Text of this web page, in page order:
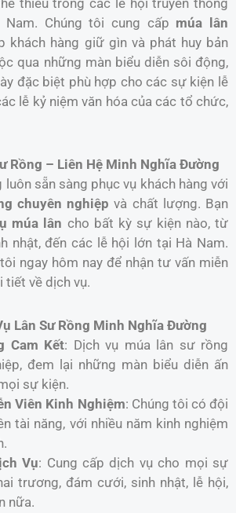
Chúng tôi cung cấp múa lân
khách hàng giữ gìn và phát huy bản
qua những màn biểu diễn sôi động,
đặc biệt phù hợp cho các sự kiện lễ
lễ kỷ niệm văn hóa của các tổ chức,
Rồng – Liên Hệ Minh Nghĩa Đường
sẵn sàng phục vụ khách hàng với
chuyên nghiệp và chất lượng. Bạn
múa lân cho bất kỳ sự kiện nào, từ
nhật, đến các lễ hội lớn tại Hà Nam.
ngay hôm nay để nhận tư vấn miễn
tiết về dịch vụ.
Lân Sư Rồng Minh Nghĩa Đường
Cam Kết: Dịch vụ múa lân sư rồng
đem lại những màn biểu diễn ấn
sự kiện.
Viên Kinh Nghiệm: Chúng tôi có đội
tài năng, với nhiều năm kinh nghiệm
Vụ: Cung cấp dịch vụ cho mọi sự
trương, đám cưới, sinh nhật, lễ hội,
nữa.